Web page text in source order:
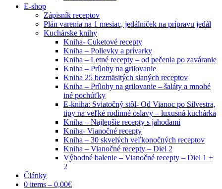
E-shop
Zápisník receptov
Plán varenia na 1 mesiac, jedálniček na prípravu jedál
Kuchárske knihy
Kniha- Cuketové recepty
Kniha – Polievky a prívarky
Kniha – Letné recepty – od pečenia po zaváranie
Kniha – Prílohy na grilovanie
Kniha 25 bezmäsitých slaných receptov
Kniha – Prílohy na grilovanie – šaláty a mnohé
iné pochúťky
E-kniha: Sviatočný stôl- Od Vianoc po Silvestra,
tipy na veľké rodinné oslavy – luxusná kuchárka
Kniha – Najlepšie recepty s jahodami
Kniha- Vianočné recepty
Kniha – 30 skvelých veľkonočných receptov
Kniha – Vianočné recepty – Diel 2
Výhodné balenie – Vianočné recepty – Diel 1 +
2
Články
0 items – 0,00€